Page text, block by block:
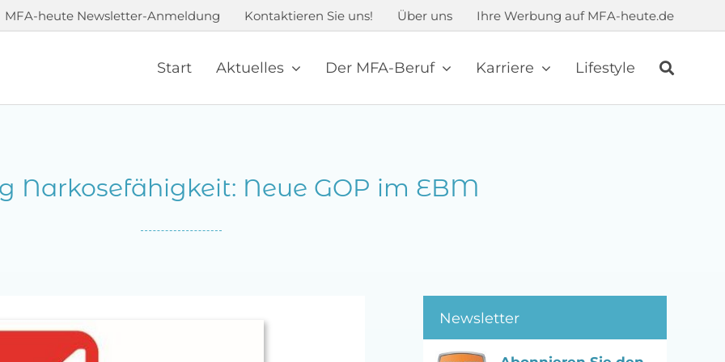
MFA-heute Newsletter-Anmeldung Kontaktieren Sie uns! Über uns Ihre Werbung auf MFA-heute.de
Start Aktuelles Der MFA-Beruf Karriere Lifestyle
Narkosefähigkeit: Neue GOP im EBM
Newsletter